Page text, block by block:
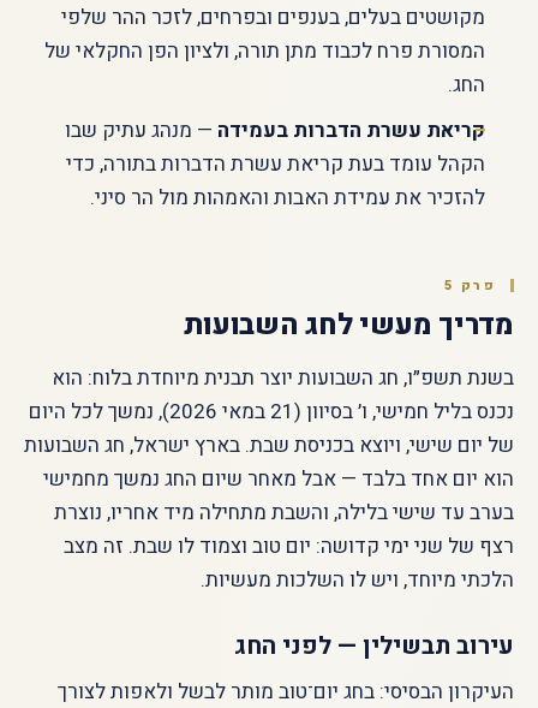
מקושטים בעלים, בענפים ובפרחים, לזכר ההר שלפי
המסורת פרח לכבוד מתן תורה, ולציון הפן החקלאי של
החג.
קריאת עשרת הדברות בעמידה — מנהג עתיק שבו
הקהל עומד בעת קריאת עשרת הדברות בתורה, כדי
להזכיר את עמידת האבות והאמהות מול הר סיני.
פרק 5
מדריך מעשי לחג השבועות
בשנת תשפ״ו, חג השבועות יוצר תבנית מיוחדת בלוח: הוא
נכנס בליל חמישי, ו׳ בסיוון (21 במאי 2026), נמשך לכל היום
של יום שישי, ויוצא בכניסת שבת. בארץ ישראל, חג השבועות
הוא יום אחד בלבד — אבל מאחר שיום החג נמשך מחמישי
בערב עד שישי בלילה, והשבת מתחילה מיד אחריו, נוצרת
רצף של שני ימי קדושה: יום טוב וצמוד לו שבת. זה מצב
הלכתי מיוחד, ויש לו השלכות מעשיות.
עירוב תבשילין — לפני החג
העיקרון הבסיסי: בחג יום־טוב מותר לבשל ולאפות לצורך